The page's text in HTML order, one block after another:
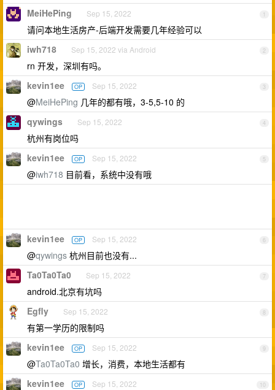
1
MeiHePing Sep 15, 2022
请问本地生活房产-后端开发需要几年经验可以
2
iwh718 Sep 15, 2022 via Android
rn 开发，深圳有吗。
3
kevin1ee OP Sep 15, 2022
@MeiHePing 几年的都有哦，3-5,5-10 的
4
qywings Sep 15, 2022
杭州有岗位吗
5
kevin1ee OP Sep 15, 2022
@iwh718 目前看，系统中没有哦
6
kevin1ee OP Sep 15, 2022
@qywings 杭州目前也没有...
7
Ta0Ta0Ta0 Sep 15, 2022
android.北京有坑吗
8
Egfly Sep 15, 2022
有第一学历的限制吗
9
kevin1ee OP Sep 15, 2022
@Ta0Ta0Ta0 增长，消费，本地生活都有
10
kevin1ee OP Sep 15, 2022